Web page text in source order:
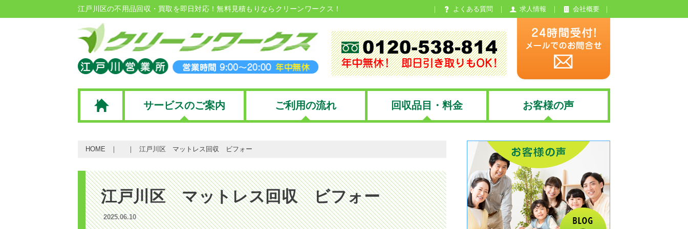
江戸川区の不用品回収・買取を即日対応！無料見積もりならクリーンワークス！ よくある質問 求人情報 会社概要
サービスのご案内 ご利用の流れ 回収品目・料金 お客様の声
HOME 江戸川区 マットレス回収 ビフォー
江戸川区 マットレス回収 ビフォー
2025.06.10